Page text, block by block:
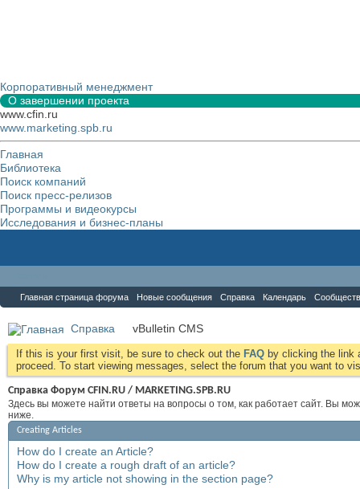
Корпоративный менеджмент
О завершении проекта
www.cfin.ru
www.marketing.spb.ru
Главная
Библиотека
Поиск компаний
Поиск пресс-релизов
Программы и видеокурсы
Исследования и бизнес-планы
Главная страница форума Новые сообщения Справка Календарь
Справка vBulletin CMS
If this is your first visit, be sure to check out the FAQ by clicking the link
proceed. To start viewing messages, select the forum that you want to
Справка Форум CFIN.RU / MARKETING.SPB.RU
Здесь вы можете найти ответы на вопросы о том, как работает сайт. Вы
ниже.
Creating Articles
How do I create an Article?
How do I create a rough draft of an article?
Why is my article not showing in the section page?